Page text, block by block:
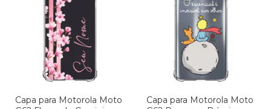
Capa para Motorola Moto
Capa para Motorola Moto